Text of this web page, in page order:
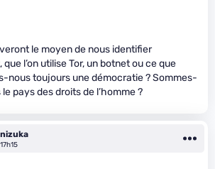
le moyen de nous identifier
l’on utilise Tor, un botnet ou ce que
nous toujours une démocratie ? Sommes-
pays des droits de l’homme ?